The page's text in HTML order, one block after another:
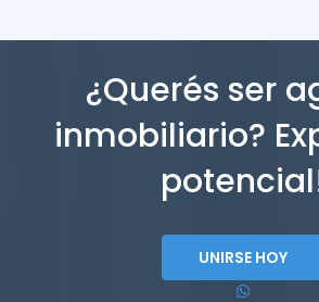
¿Querés ser
inmobiliario?
UNIRSE HOY